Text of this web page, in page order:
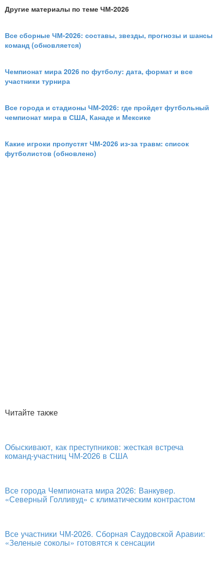
Другие материалы по теме ЧМ-2026
Все сборные ЧМ-2026: составы, звезды, прогнозы и шансы
команд (обновляется)
Чемпионат мира 2026 по футболу: дата, формат и все
участники турнира
Все города и стадионы ЧМ-2026: где пройдет футбольный
чемпионат мира в США, Канаде и Мексике
Какие игроки пропустят ЧМ-2026 из-за травм: список
футболистов (обновлено)
Читайте также
Обыскивают, как преступников: жесткая встреча
команд-участниц ЧМ-2026 в США
Все города Чемпионата мира 2026: Ванкувер.
«Северный Голливуд» с климатическим контрастом
Все участники ЧМ-2026. Сборная Саудовской Аравии:
«Зеленые соколы» готовятся к сенсации